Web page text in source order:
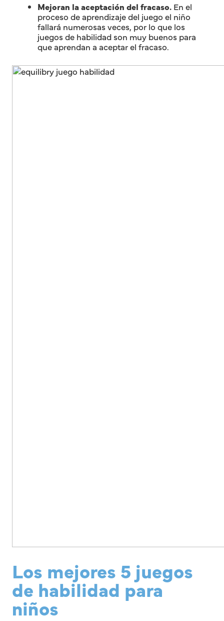
Mejoran la aceptación del fracaso.En el
proceso de aprendizaje del juego el niño
fallará numerosas veces, por lo que los
juegos de habilidad son muy buenos para
que aprendan a aceptar el fracaso.
Los mejores 5 juegos
de habilidad para
niños